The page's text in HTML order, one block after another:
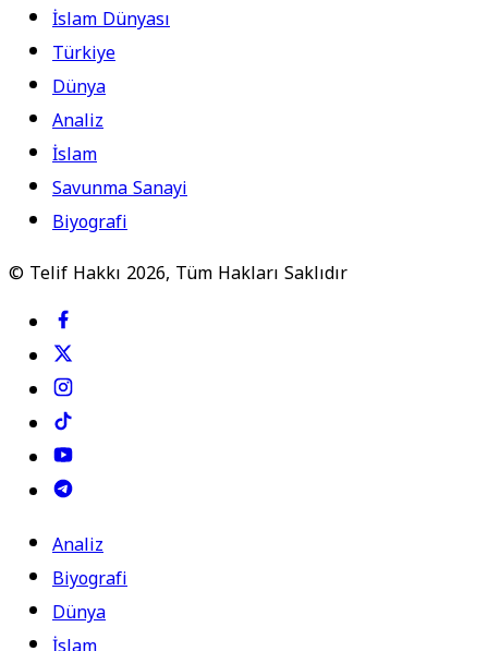
İslam Dünyası
Türkiye
Dünya
Analiz
İslam
Savunma Sanayi
Biyografi
© Telif Hakkı 2026, Tüm Hakları Saklıdır
Analiz
Biyografi
Dünya